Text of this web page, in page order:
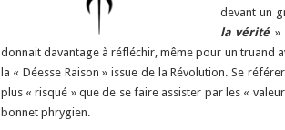
devant un
la vérité»
donnait davantage à réfléchir, même pour un truand
la « Déesse Raison » issue de la Révolution. Se
plus « risqué » que de se faire assister par les «
bonnet phrygien.